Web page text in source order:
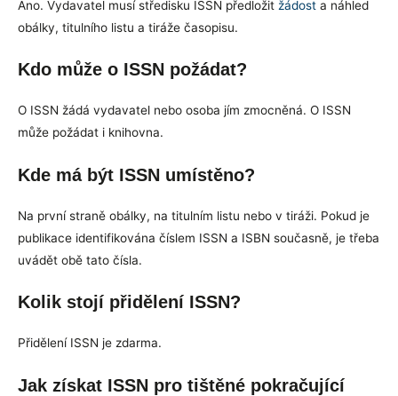
Ano. Vydavatel musí středisku ISSN předložit žádost a náhled
obálky, titulního listu a tiráže časopisu.
Kdo může o ISSN požádat?
O ISSN žádá vydavatel nebo osoba jím zmocněná. O ISSN
může požádat i knihovna.
Kde má být ISSN umístěno?
Na první straně obálky, na titulním listu nebo v tiráži. Pokud je
publikace identifikována číslem ISSN a ISBN současně, je třeba
uvádět obě tato čísla.
Kolik stojí přidělení ISSN?
Přidělení ISSN je zdarma.
Jak získat ISSN pro tištěné pokračující